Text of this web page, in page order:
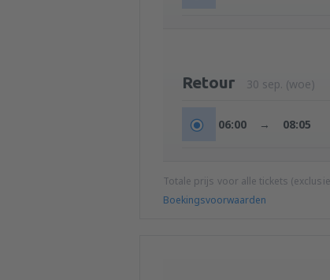
Retour 30 sep. (woe)
06:00 → 08:05
Totale prijs voor alle tickets
Boekingsvoorwaarden